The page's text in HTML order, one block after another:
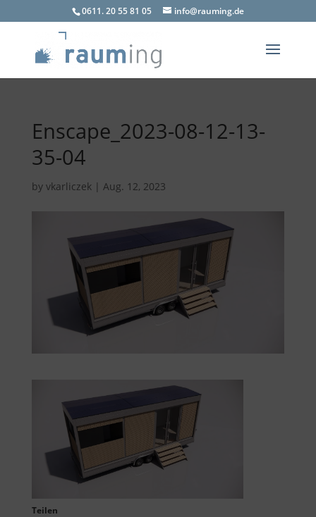
0611. 20 55 81 05 info@rauming.de
Enscape_2023-08-12-13-
35-04
by vkarliczek| Aug. 12, 2023
Teilen